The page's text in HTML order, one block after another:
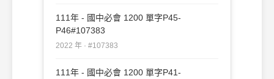
111年 - 國中必會 1200 單字P45-
P46#107383
2022 年 · #107383
111年 - 國中必會 1200 單字P41-